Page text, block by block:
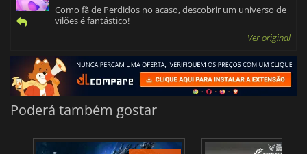
Como fã de Perdidos no acaso, descobrir um universo de
vilões é fantástico!
Ver original
Poderá também gostar